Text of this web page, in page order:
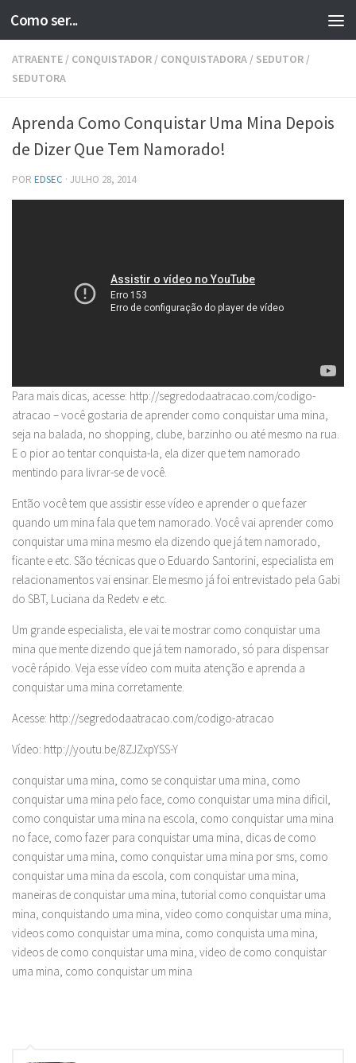
Skip to content
Como ser...
ATRAENTE / CONQUISTADOR / CONQUISTADORA / SEDUTOR /
SEDUTORA
Aprenda Como Conquistar Uma Mina Depois
de Dizer Que Tem Namorado!
POR EDSEC · JULHO 28, 2014
Para mais dicas, acesse: http://segredodaatracao.com/codigo-
atracao – você gostaria de aprender como conquistar uma mina,
seja na balada, no shopping, clube, barzinho ou até mesmo na rua.
E o pior ao tentar conquista-la, ela dizer que tem namorado
mentindo para livrar-se de você.
Então você tem que assistir esse vídeo e aprender o que fazer
quando um mina fala que tem namorado. Você vai aprender como
conquistar uma mina mesmo ela dizendo que já tem namorado,
ficante e etc. São técnicas que o Eduardo Santorini, especialista em
relacionamentos vai ensinar. Ele mesmo já foi entrevistado pela Gabi
do SBT, Luciana da Redetv e etc.
Um grande especialista, ele vai te mostrar como conquistar uma
mina que mente dizendo que já tem namorado, só para dispensar
você rápido. Veja esse vídeo com muita atenção e aprenda a
conquistar uma mina corretamente.
Acesse: http://segredodaatracao.com/codigo-atracao
Vídeo: http://youtu.be/8ZJZxpYSS-Y
conquistar uma mina, como se conquistar uma mina, como
conquistar uma mina pelo face, como conquistar uma mina dificil,
como conquistar uma mina na escola, como conquistar uma mina
no face, como fazer para conquistar uma mina, dicas de como
conquistar uma mina, como conquistar uma mina por sms, como
conquistar uma mina da escola, com conquistar uma mina,
maneiras de conquistar uma mina, tutorial como conquistar uma
mina, conquistando uma mina, video como conquistar uma mina,
videos como conquistar uma mina, como conquista uma mina,
videos de como conquistar uma mina, video de como conquistar
uma mina, como conquistar um mina